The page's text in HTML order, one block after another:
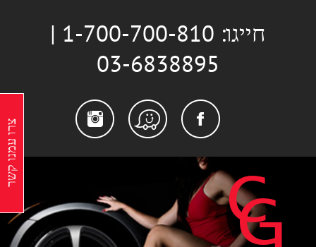
חייגו: 1-700-700-810 |
03-6838895
Facebook
Waze
צרו עמנו קשר